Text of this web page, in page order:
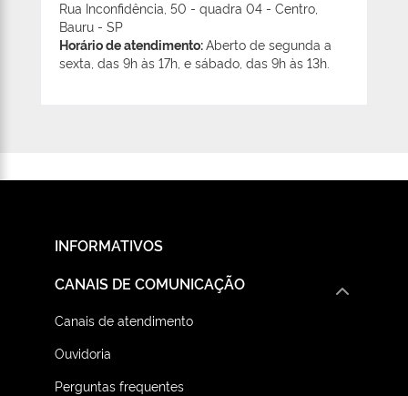
Rua Inconfidência, 50 - quadra 04 - Centro,
Bauru - SP
Horário de atendimento:Aberto de segunda a
sexta, das 9h às 17h, e sábado, das 9h às 13h.
INFORMATIVOS
CANAIS DE COMUNICAÇÃO
Canais de atendimento
Ouvidoria
Perguntas frequentes